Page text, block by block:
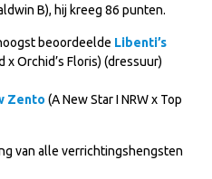
B), hij kreeg 86 punten.
beoordeelde Libenti’s
x Orchid’s Floris) (dressuur)
Zento (A New Star I NRW x Top
van alle verrichtingshengsten